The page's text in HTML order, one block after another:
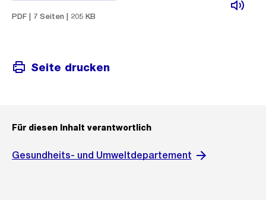
PDF | 7 Seiten | 205 KB
Seite drucken
Für diesen Inhalt verantwortlich
Gesundheits- und Umweltdepartement